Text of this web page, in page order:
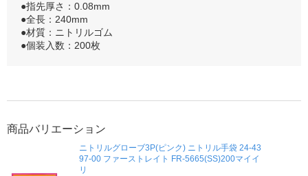
●指先厚さ：0.08mm
●全長：240mm
●材質：ニトリルゴム
●個装入数：200枚
商品バリエーション
ニトリルグローブ3P(ピンク) ニトリル手袋 24-43
97-00 ファーストレイト FR-5665(SS)200マイイ
リ